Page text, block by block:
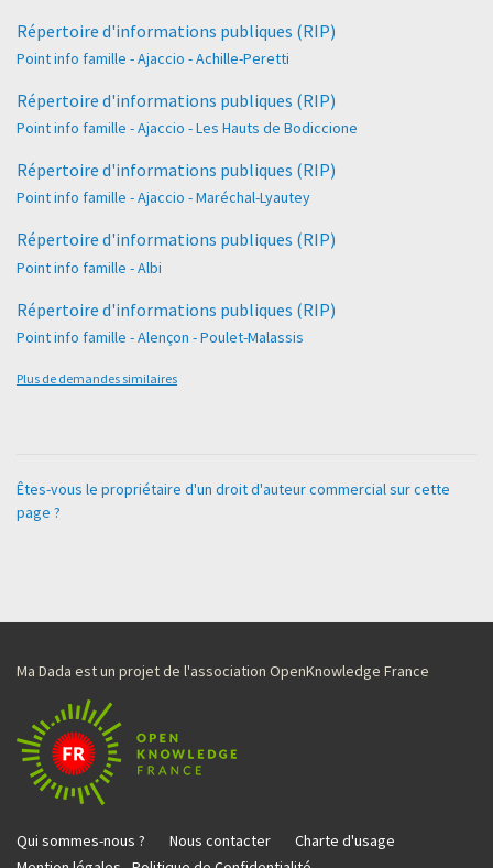
Répertoire d'informations publiques (RIP)
Point info famille - Ajaccio - Achille-Peretti
Répertoire d'informations publiques (RIP)
Point info famille - Ajaccio - Les Hauts de Bodiccione
Répertoire d'informations publiques (RIP)
Point info famille - Ajaccio - Maréchal-Lyautey
Répertoire d'informations publiques (RIP)
Point info famille - Albi
Répertoire d'informations publiques (RIP)
Point info famille - Alençon - Poulet-Malassis
Plus de demandes similaires
Êtes-vous le propriétaire d'un droit d'auteur commercial sur cette
page ?
Ma Dada est un projet de l'association OpenKnowledge France
Qui sommes-nous ? Nous contacter
Charte d'usage